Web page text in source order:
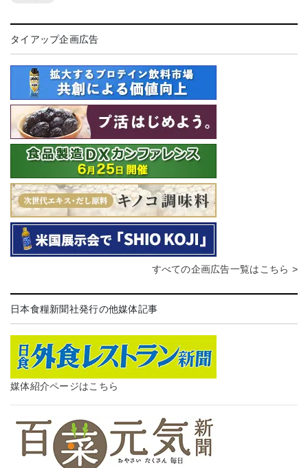
タイアップ企画広告
すべての企画広告一覧はこちら >
日本食糧新聞社発行の他媒体記事
媒体紹介ページはこちら